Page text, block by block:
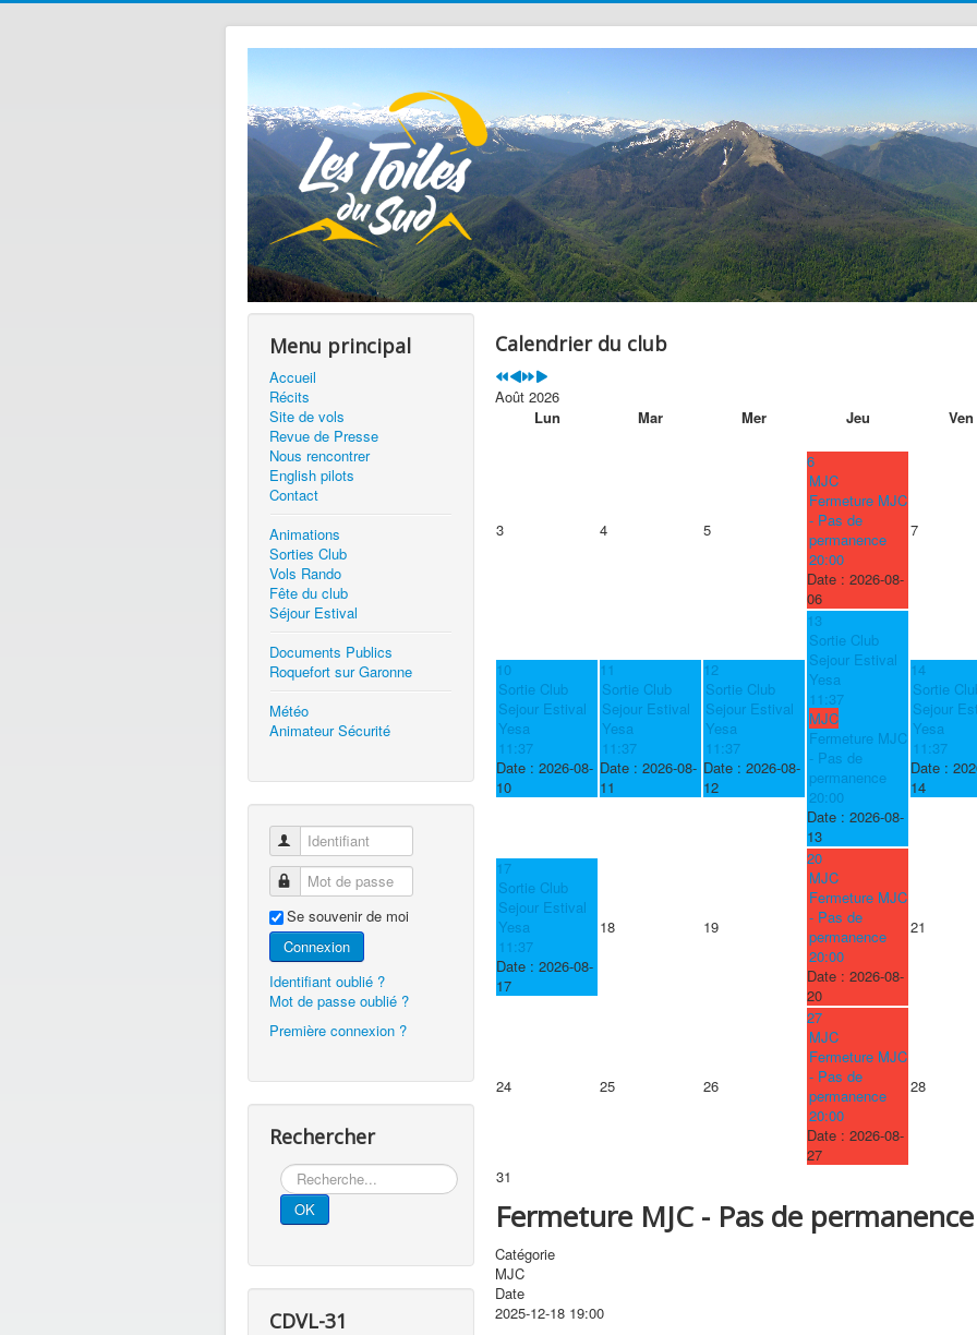
Menu principal
Accueil
Récits
Site de vols
Revue de Presse
Nous rencontrer
English pilots
Contact
Animations
Sorties Club
Vols Rando
Fête du club
Séjour Estival
Documents Publics
Roquefort sur Garonne
Météo
Animateur Sécurité
Identifiant
Mot de passe
Se souvenir de moi
Connexion
Identifiant oublié ?
Mot de passe oublié ?
Première connexion ?
Rechercher
Rechercher
OK
CDVL-31
Calendrier du club
Août 2026
Lun
Mar Mer Jeu Ven
3 4 5
6
MJC
Fermeture MJC
- Pas de
permanence
20:00
Date :2026-08-
06
7
10
Sortie Club
Sejour Estival
Yesa
11:37
Date :2026-08-
10
11
Sortie Club
Sejour Estival
Yesa
11:37
Date :2026-08-
11
12
Sortie Club
Sejour Estival
Yesa
11:37
Date :2026-08-
12
13
Sortie Club
Sejour Estival
Yesa
11:37
MJC
Fermeture MJC
- Pas de
permanence
20:00
Date :2026-08-
13
14
Sortie
Sejour
Yesa
11:37
Date :
14
17
Sortie Club
Sejour Estival
Yesa
11:37
Date :2026-08-
17
18 19
20
MJC
Fermeture MJC
- Pas de
permanence
20:00
Date :2026-08-
20
21
24 25 26
27
MJC
Fermeture MJC
- Pas de
permanence
20:00
Date :2026-08-
27
28
31
Fermeture MJC - Pas de permanence
Catégorie
MJC
Date
2025-12-18 19:00